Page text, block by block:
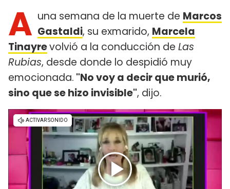
A una semana de la muerte de Marcos
Gastaldi, su exmarido, Marcela
Tinayrevolvió a la conducción de Las
Rubias, desde donde lo despidió muy
emocionada. "No voy a decir que murió,
sino que se hizo invisible", dijo.